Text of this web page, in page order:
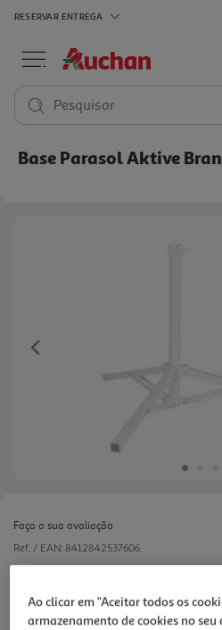
RESERVAR ENTREGA
Pesquisar
Base Parasol Aktive
Previous
Faça a sua avaliação
Ref. / EAN: 8412842537606
-23%
Ao clicar em "Aceitar todos os
armazenamento de cookies no